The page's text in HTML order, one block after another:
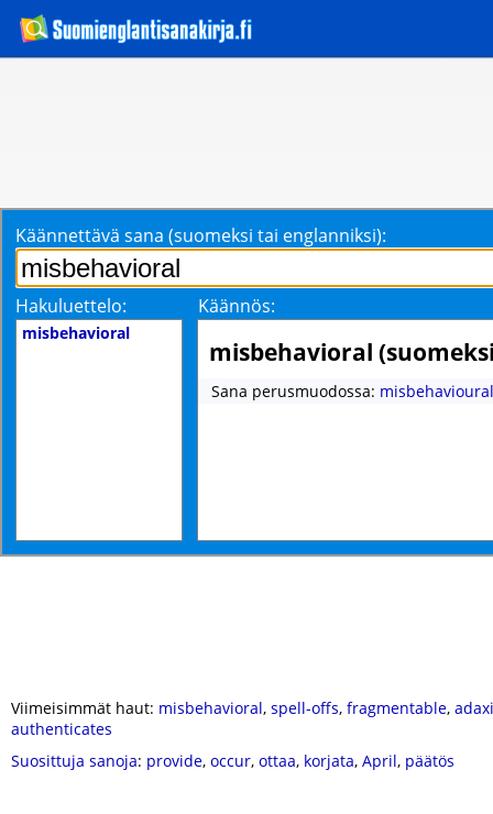
Käännettävä sana (suomeksi tai englanniksi):
Hakuluettelo: Käännös:
misbehavioral
misbehavioral
Sana perusmuodossa: misbehavioural
Viimeisimmät haut: misbehavioral, spell-offs, fragmentable,
authenticates
Suosittuja sanoja: provide, occur, ottaa, korjata, April, päätös